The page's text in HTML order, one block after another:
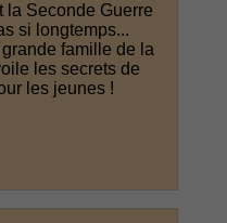
la Seconde Guerre
si longtemps...
famille de la
les secrets de
les jeunes !